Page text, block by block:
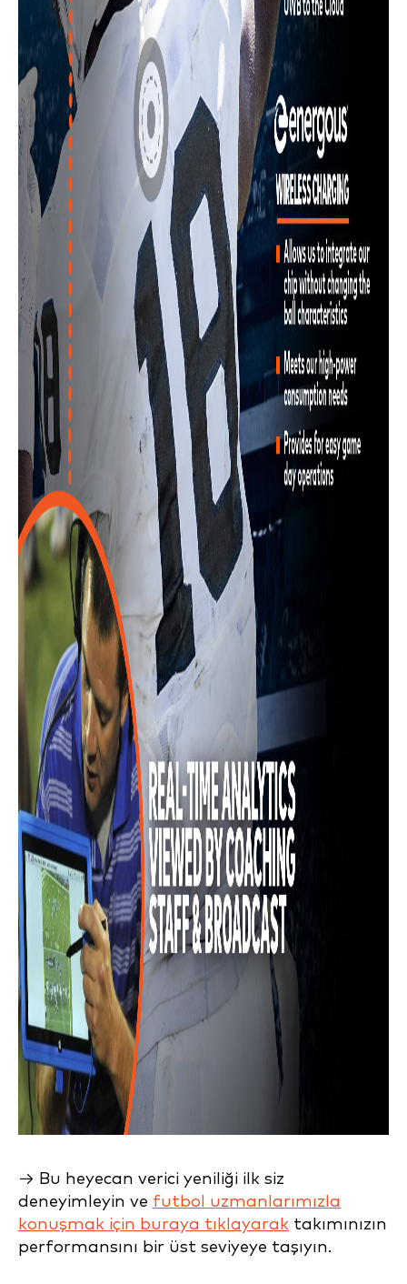
→ Bu heyecan verici yeniliği ilk siz
deneyimleyin ve futbol uzmanlarımızla
konuşmak için buraya tıklayarak takımınızın
performansını bir üst seviyeye taşıyın.